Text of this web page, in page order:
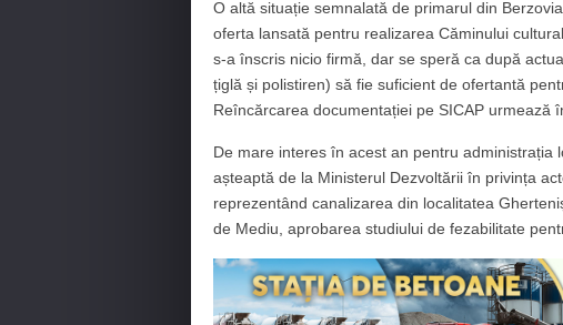
O altă situație semnalată de primarul din
oferta lansată pentru realizarea Căminului
s-a înscris nicio firmă, dar se speră ca după
țiglă și polistiren) să fie suficient de ofertantă
Reîncărcarea documentației pe SICAP urmează
De mare interes în acest an pentru administrația
așteaptă de la Ministerul Dezvoltării în privința
reprezentând canalizarea din localitatea
de Mediu, aprobarea studiului de fezabilitate